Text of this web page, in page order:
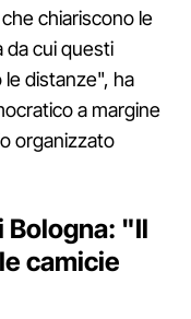
chiariscono le
da cui questi
distanze", ha
a margine
organizzato
Bologna: "Il
camicie